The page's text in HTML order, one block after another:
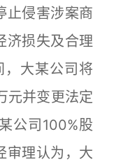
止侵害涉案商
济损失及合理
，大某公司将
元并变更法定
公司100%股
审理认为，大